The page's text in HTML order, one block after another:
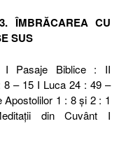
ÎMBRĂCAREA CU
SUS
I Pasaje Biblice : II
8 – 15 I Luca 24 : 49 –
Apostolilor 1 : 8 și 2 : 1
din Cuvânt I